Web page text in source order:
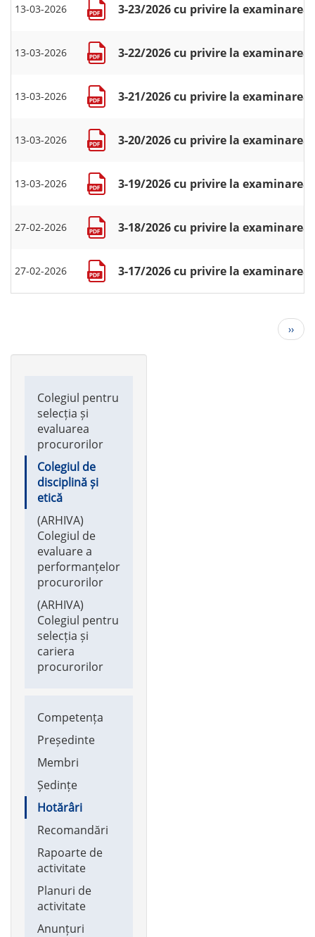
13-03-2026 3-23/2026 cu privire la
13-03-2026 3-22/2026 cu privire la
13-03-2026 3-21/2026 cu privire la
13-03-2026 3-20/2026 cu privire la
13-03-2026 3-19/2026 cu privire la
27-02-2026 3-18/2026 cu privire la
27-02-2026 3-17/2026 cu privire la
Next
page
››
navigation
Colegiul pentru
selecția și
evaluarea
procurorilor
Colegiul de
disciplină și
etică
(ARHIVA)
Colegiul de
evaluare a
performanțelor
procurorilor
(ARHIVA)
Colegiul pentru
selecția și
cariera
procurorilor
navigation
Competența
Președinte
Membri
Ședințe
Hotărâri
Recomandări
Rapoarte de
activitate
Planuri de
activitate
Anunțuri